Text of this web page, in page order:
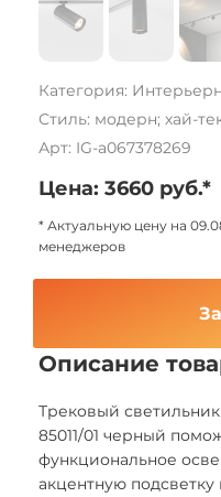
Категория:
Стиль: модерн; хай-
Арт: IG-a067378269
Цена: 3660 руб.*
* Актуальную цену на
менеджеров
Описание
Трековый
85011/01 черный
функциональное
акцентную